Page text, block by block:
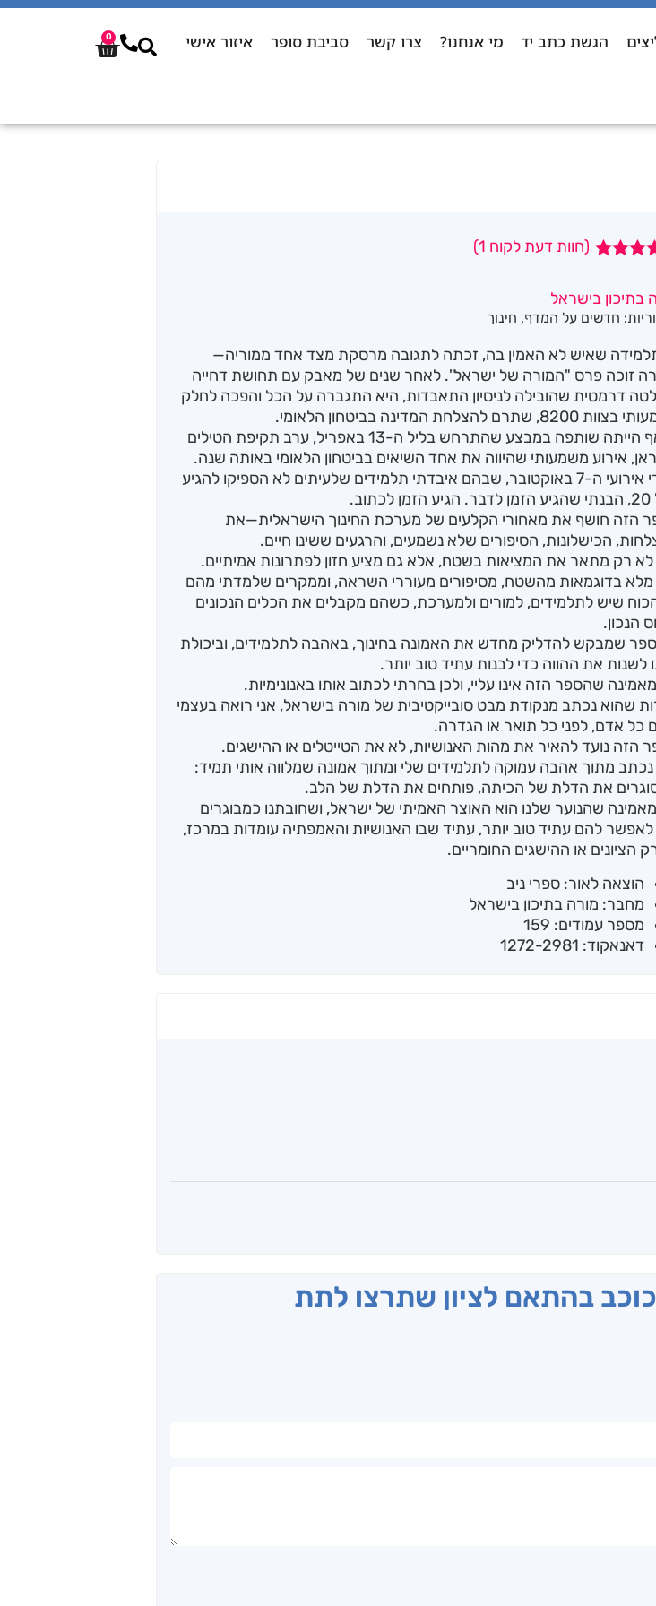
הגשת כתב יד מי אנחנו? צרו קשר סביבת סופר איזור אישי 0
על
של
(חוות דעת לקוח 1
)
בתיכון בישראל
חדשים על המדף, חינוך
שאיש לא האמין בה, זכתה לתגובה מרסקת מצד אחד ממוריה—
זוכה פרס "המורה של ישראל". לאחר שנים של מאבק עם תחושת דחייה
דרמטית שהובילה לניסיון התאבדות, היא התגברה על הכל והפכה לחלק
שתרם להצלחת המדינה בביטחון הלאומי.
א' אף הייתה שותפה במבצע שהתרחש בליל ה-13 באפריל, ערב תקיפת הטילים
אירוע משמעותי שהיווה את אחד השיאים בביטחון הלאומי באותה שנה.
אחרי אירועי ה-7 באוקטובר, שבהם איבדתי תלמידים שלעיתים לא הספיקו להגיע
הזה חושף את מאחורי הקלעים של מערכת החינוך הישראלית—את
הכישלונות, הסיפורים שלא נשמעים, והרגעים ששינו חיים.
לא רק מתאר את המציאות בשטח, אלא גם מציע חזון לפתרונות אמיתיים.
מלא בדוגמאות מהשטח, מסיפורים מעוררי השראה, וממקרים שלמדתי מהם
שיש לתלמידים, למורים ולמערכת, כשהם מקבלים את הכלים הנכונים
הנכון.
ספר שמבקש להדליק מחדש את האמונה בחינוך, באהבה לתלמידים, וביכולת
לשנות את ההווה כדי לבנות עתיד טוב יותר.
שהספר הזה אינו עליי, ולכן בחרתי לכתוב אותו באנונימיות.
שהוא נכתב מנקודת מבט סובייקטיבית של מורה בישראל, אני רואה בעצמי
כל אדם, לפני כל תואר או הגדרה.
הזה נועד להאיר את מהות האנושיות, לא את הטייטלים או ההישגים.
נכתב מתוך אהבה עמוקה לתלמידים שלי ומתוך אמונה שמלווה אותי תמיד:
את הדלת של הכיתה, פותחים את הדלת של הלב.
מאמינה שהנוער שלנו הוא האוצר האמיתי של ישראל, ושחובתנו כמבוגרים
לאפשר להם עתיד טוב יותר, עתיד שבו האנושיות והאמפתיה עומדות במרכז,
הציונים או ההישגים החומריים.
הוצאה לאור: ספרי ניב
מחבר: מורה בתיכון בישראל
מספר עמודים: 159
דאנאקוד: 1272-2981
בהתאם לציון שתרצו לתת